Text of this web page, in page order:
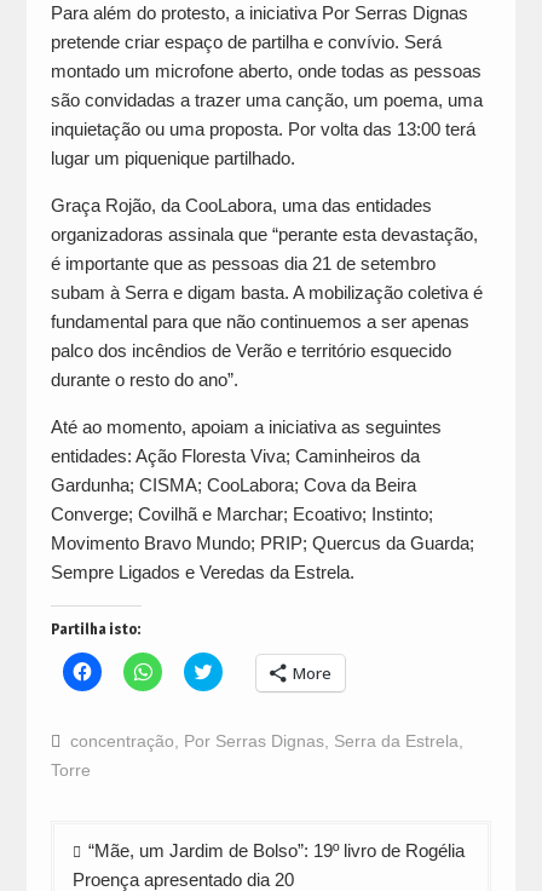
Para além do protesto, a iniciativa Por Serras Dignas
pretende criar espaço de partilha e convívio. Será
montado um microfone aberto, onde todas as pessoas
são convidadas a trazer uma canção, um poema, uma
inquietação ou uma proposta. Por volta das 13:00 terá
lugar um piquenique partilhado.
Graça Rojão, da CooLabora, uma das entidades
organizadoras assinala que “perante esta devastação,
é importante que as pessoas dia 21 de setembro
subam à Serra e digam basta. A mobilização coletiva é
fundamental para que não continuemos a ser apenas
palco dos incêndios de Verão e território esquecido
durante o resto do ano”.
Até ao momento, apoiam a iniciativa as seguintes
entidades: Ação Floresta Viva; Caminheiros da
Gardunha; CISMA; CooLabora; Cova da Beira
Converge; Covilhã e Marchar; Ecoativo; Instinto;
Movimento Bravo Mundo; PRIP; Quercus da Guarda;
Sempre Ligados e Veredas da Estrela.
Partilha isto:
Click
to
Facebook
(Opens
Click
to
WhatsApp
(Opens
Click
to
Twitter
(Opens
More
concentração Por Serras Dignas, Serra da Estrela
Torre
Navegação
de
“Mãe, um Jardim de Bolso”: 19º livro de Rogélia
Proença apresentado dia 20